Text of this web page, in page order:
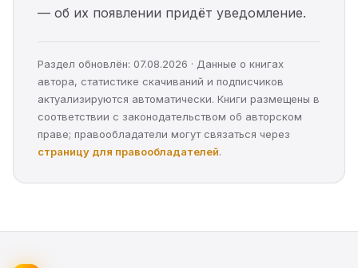
— об их появлении придёт уведомление.
Раздел обновлён: 07.08.2026 · Данные о книгах
автора, статистике скачиваний и подписчиков
актуализируются автоматически. Книги размещены в
соответствии с законодательством об авторском
праве; правообладатели могут связаться через
страницу для правообладателей.